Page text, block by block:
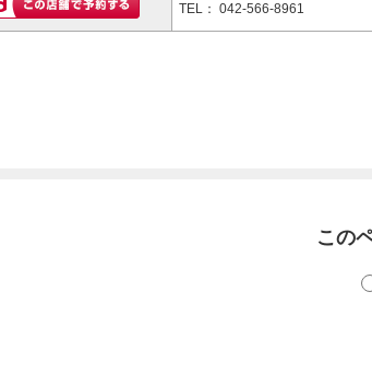
TEL： 042-566-8961
この